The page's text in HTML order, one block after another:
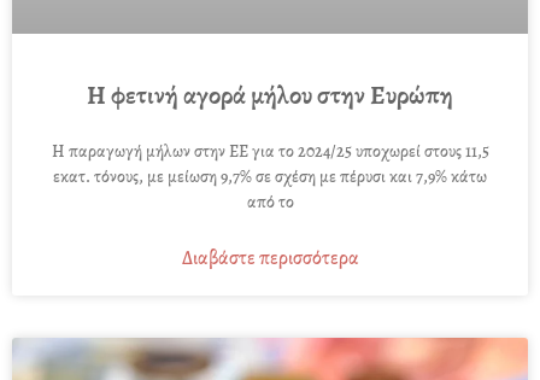
Η φετινή αγορά μήλου στην Ευρώπη
Η παραγωγή μήλων στην ΕΕ για το 2024/25 υποχωρεί στους 11,5
εκατ. τόνους, με μείωση 9,7% σε σχέση με πέρυσι και 7,9% κάτω
από το
Διαβάστε περισσότερα